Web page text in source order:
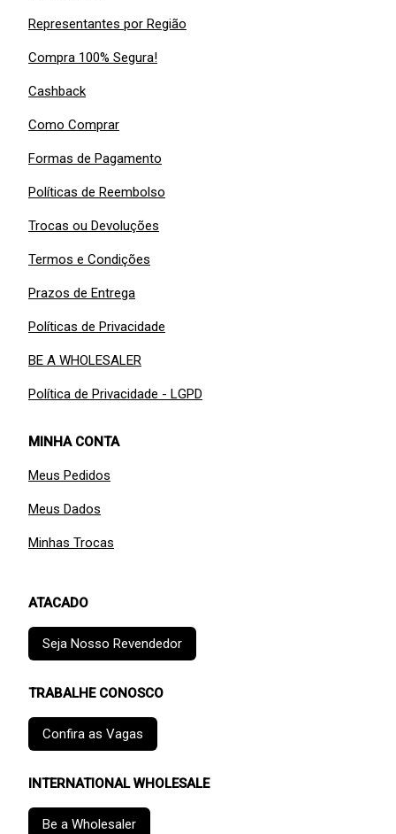
Representantes por Região
Compra 100% Segura!
Cashback
Como Comprar
Formas de Pagamento
Políticas de Reembolso
Trocas ou Devoluções
Termos e Condições
Prazos de Entrega
Políticas de Privacidade
BE A WHOLESALER
Política de Privacidade - LGPD
MINHA CONTA
Meus Pedidos
Meus Dados
Minhas Trocas
ATACADO
Seja Nosso Revendedor
TRABALHE CONOSCO
Confira as Vagas
INTERNATIONAL WHOLESALE
Be a Wholesaler